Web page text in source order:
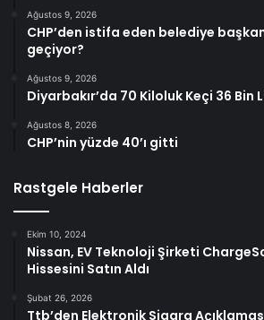
Ağustos 9, 2026
CHP’den istifa eden belediye
geçiyor?
Ağustos 9, 2026
Diyarbakır’da 70 Kiloluk Keçi 36 Bin
Ağustos 8, 2026
CHP’nin yüzde 40’ı gitti
Rastgele Haberler
Ekim 10, 2024
Nissan, EV Teknoloji Şirketi
Hissesini Satın Aldı
Şubat 26, 2026
Ttb’den Elektronik Sigara